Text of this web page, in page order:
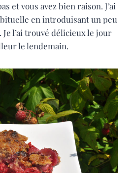
et vous avez bien raison. J’ai
en introduisant un peu
l’ai trouvé délicieux le jour
le lendemain.